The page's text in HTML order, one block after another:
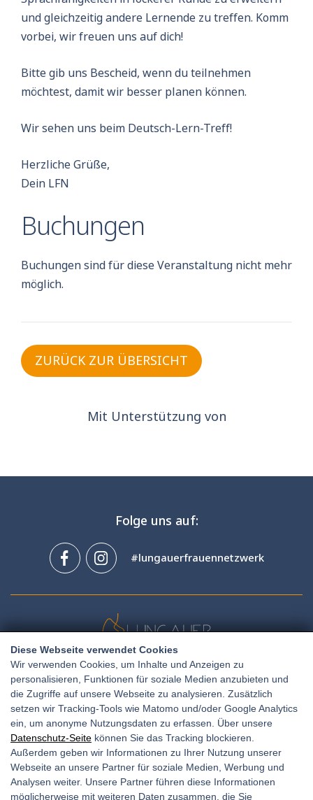
Diese Webseite verwendet Cookies
Wir verwenden Cookies, um Inhalte und Anzeigen zu
personalisieren, Funktionen für soziale Medien anzubieten und
die Zugriffe auf unsere Webseite zu analysieren. Zusätzlich
setzen wir Tracking-Tools wie Matomo und/oder Google Analytics
ein, um anonyme Nutzungsdaten zu erfassen. Über unsere
Datenschutz-Seite können Sie das Tracking blockieren.
Außerdem geben wir Informationen zu Ihrer Nutzung unserer
Webseite an unsere Partner für soziale Medien, Werbung und
Analysen weiter. Unsere Partner führen diese Informationen
möglicherweise mit weiteren Daten zusammen, die Sie
und gleichzeitig andere Lernende zu treffen. Komm
vorbei, wir freuen uns auf dich!
Bitte gib uns Bescheid, wenn du teilnehmen
möchtest, damit wir besser planen können.
Wir sehen uns beim Deutsch-Lern-Treff!
Herzliche Grüße,
Dein LFN
Buchungen
Buchungen sind für diese Veranstaltung nicht mehr
möglich.
ZURÜCK ZUR ÜBERSICHT
Mit Unterstützung von
Unsere Öffnungszeiten:
Amtsgasse 11, 5580 Tamsweg
T:+436765064651
E:office@frauen-netzwerk.at
Folge uns auf:
#lungauerfrauennetzwerk